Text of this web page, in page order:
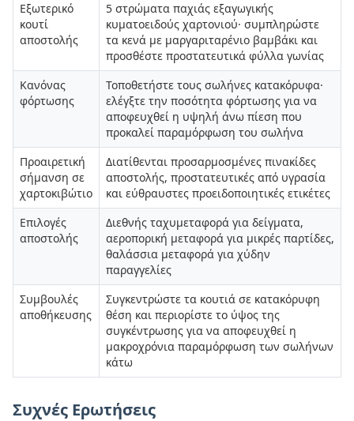
Εξωτερικό
κουτί
αποστολής
5 στρώματα παχιάς εξαγωγικής
κυματοειδούς χαρτονιού· συμπληρώστε
τα κενά με μαργαριταρένιο βαμβάκι και
προσθέστε προστατευτικά φύλλα γωνίας
Κανόνας
φόρτωσης
Τοποθετήστε τους σωλήνες κατακόρυφα·
ελέγξτε την ποσότητα φόρτωσης για να
αποφευχθεί η υψηλή άνω πίεση που
προκαλεί παραμόρφωση του σωλήνα
Προαιρετική
σήμανση σε
χαρτοκιβώτιο
Διατίθενται προσαρμοσμένες πινακίδες
αποστολής, προστατευτικές από υγρασία
και εύθραυστες προειδοποιητικές ετικέτες
Επιλογές
αποστολής
Διεθνής ταχυμεταφορά για δείγματα,
αεροπορική μεταφορά για μικρές παρτίδες,
θαλάσσια μεταφορά για χύδην
παραγγελίες
Συμβουλές
αποθήκευσης
Συγκεντρώστε τα κουτιά σε κατακόρυφη
θέση και περιορίστε το ύψος της
συγκέντρωσης για να αποφευχθεί η
μακροχρόνια παραμόρφωση των σωλήνων
κάτω
Συχνές Ερωτήσεις